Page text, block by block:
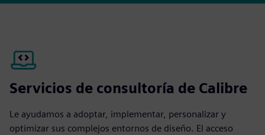
Servicios de consultoría de Calibre
Le ayudamos a adoptar, implementar, personalizar y
optimizar sus complejos entornos de diseño. El acceso